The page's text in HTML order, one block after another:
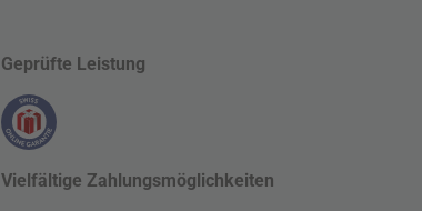
Geprüfte Leistung
Vielfältige Zahlungsmöglichkeiten